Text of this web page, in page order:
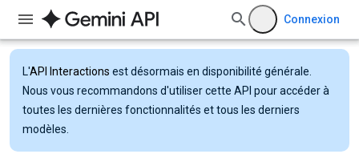
Connexion
L'API Interactions est désormais en disponibilité générale.
Nous vous recommandons d'utiliser cette API pour accéder à
toutes les dernières fonctionnalités et tous les derniers
modèles.